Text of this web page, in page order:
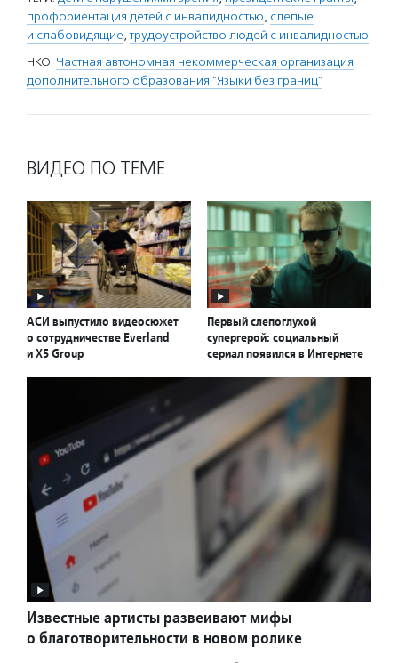
профориентация детей с инвалидностью, слепые
и слабовидящие,трудоустройство людей с инвалидностью
НКО: Частная автономная некоммерческая организация
дополнительного образования "Языки без границ"
ВИДЕО ПО ТЕМЕ
АСИ выпустило видеосюжет
о сотрудничестве Everland
и X5 Group
Первый слепоглухой
супергерой: социальный
сериал появился в Интернете
Известные артисты развеивают мифы
о благотворительности в новом ролике